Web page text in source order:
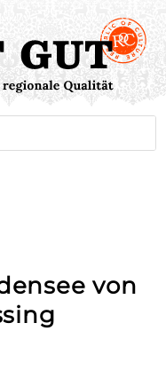
von